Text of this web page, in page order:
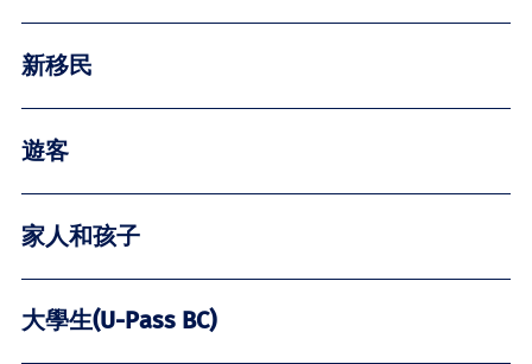
新移民
遊客
家人和孩子
大學生(U-Pass BC)